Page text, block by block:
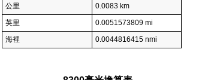
公里
0.0083 km
英里
0.0051573809 mi
海裡
0.0044816415 nmi